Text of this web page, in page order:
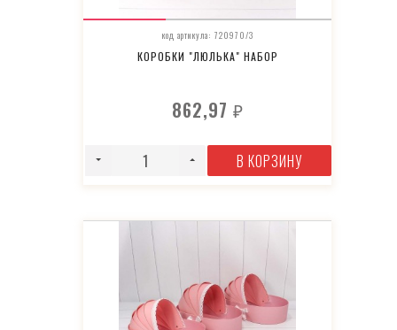
код артикула: 720970/3
КОРОБКИ "ЛЮЛЬКА" НАБОР
862,97 ₽
В КОРЗИНУ